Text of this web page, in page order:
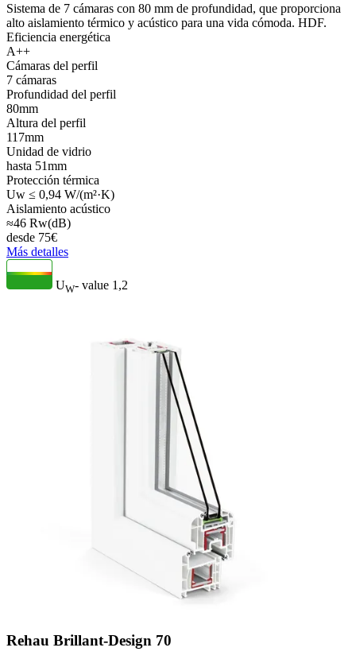
Sistema de 7 cámaras con 80 mm de profundidad, que proporciona
alto aislamiento térmico y acústico para una vida cómoda. HDF.
Eficiencia energética
A++
Cámaras del perfil
7 cámaras
Profundidad del perfil
80mm
Altura del perfil
117mm
Unidad de vidrio
hasta 51mm
Protección térmica
Uw ≤ 0,94 W/(m²·K)
Aislamiento acústico
≈46 Rw(dB)
desde 75€
Más detalles
UW- value 1,2
Rehau Brillant-Design 70